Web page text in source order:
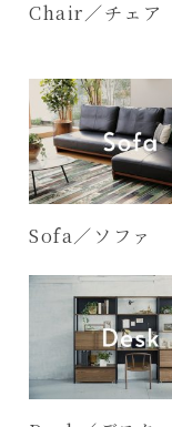
Chair／チェア
Sofa／ソファ